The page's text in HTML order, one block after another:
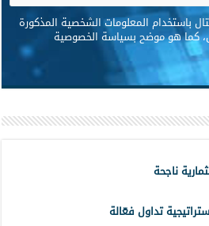
باستخدام المعلومات الشخصية المذكورة
كما هو موضح بسياسة الخصوصية
ناجحة
تداول فعّالة